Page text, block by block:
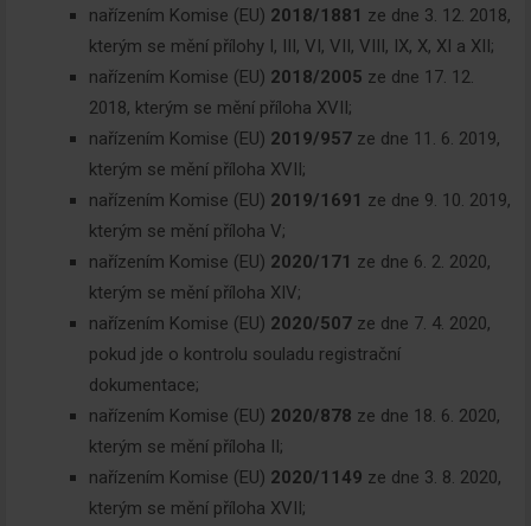
nařízením Komise (EU) 2018/1881 ze dne 3. 12. 2018,
kterým se mění přílohy I, III, VI, VII, VIII, IX, X, XI a XII;
nařízením Komise (EU) 2018/2005 ze dne 17. 12.
2018, kterým se mění příloha XVII;
nařízením Komise (EU) 2019/957 ze dne 11. 6. 2019,
kterým se mění příloha XVII;
nařízením Komise (EU) 2019/1691 ze dne 9. 10. 2019,
kterým se mění příloha V;
nařízením Komise (EU) 2020/171 ze dne 6. 2. 2020,
kterým se mění příloha XIV;
nařízením Komise (EU) 2020/507 ze dne 7. 4. 2020,
pokud jde o kontrolu souladu registrační
dokumentace;
nařízením Komise (EU) 2020/878 ze dne 18. 6. 2020,
kterým se mění příloha II;
nařízením Komise (EU) 2020/1149 ze dne 3. 8. 2020,
kterým se mění příloha XVII;